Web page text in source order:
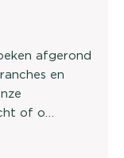
afgerond
en
of o…